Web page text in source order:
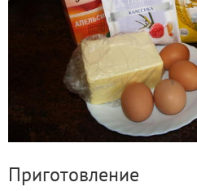
Приготовление